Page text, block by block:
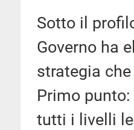
Sotto il
Governo ha
strategia
Primo
tutti i livelli